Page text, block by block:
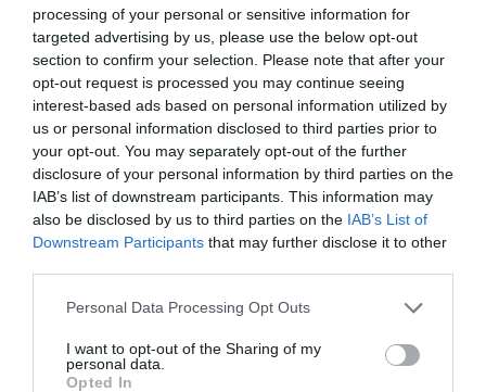
processing of your personal or sensitive information for
targeted advertising by us, please use the below opt-out
section to confirm your selection. Please note that after your
opt-out request is processed you may continue seeing
interest-based ads based on personal information utilized by
us or personal information disclosed to third parties prior to
your opt-out. You may separately opt-out of the further
disclosure of your personal information by third parties on the
IAB’s list of downstream participants. This information may
also be disclosed by us to third parties on the IAB’s List of
Downstream Participants that may further disclose it to other
Personal Data Processing Opt Outs
I want to opt-out of the Sharing of my
personal data.
Opted In